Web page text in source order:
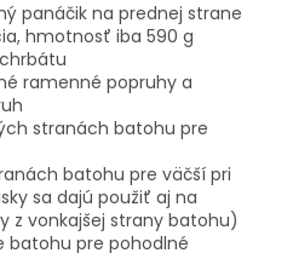
panáčik na prednej strane
hmotnosť iba 590 g
ramenné popruhy a
stranách batohu pre
batohu pre väčší pri
sa dajú použiť aj na
z vonkajšej strany batohu)
batohu pre pohodlné